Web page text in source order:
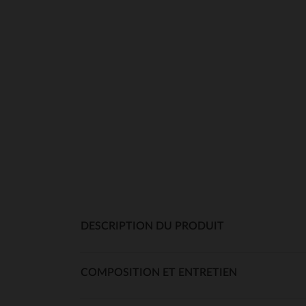
DESCRIPTION DU PRODUIT
COMPOSITION ET ENTRETIEN